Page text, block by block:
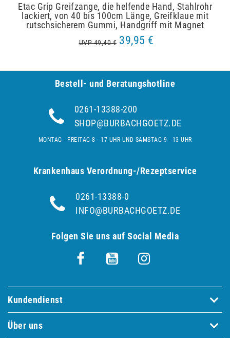
Etac Grip Greifzange, die helfende Hand, Stahlrohr
lackiert, von 40 bis 100cm Länge, Greifklaue mit
rutschsicherem Gummi, Handgriff mit Magnet
UVP 49,40 € 39,95 €
Bestell- und Be­ra­tungs­hot­line
0261-13388-200
SHOP@BURBACHGOETZ.DE
MONTAG - FREITAG 8 - 17 UHR UND SAMSTAG 9 - 13 UHR
Krankenhaus Verordnung-/Rezeptservice
0261-13388-0
INFO@BURBACHGOETZ.DE
Folgen Sie uns auf Social Media
Kundendienst
Über uns